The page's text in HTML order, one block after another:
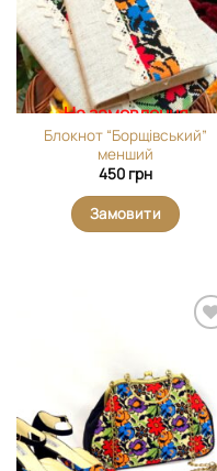
На замовлення
Блокнот “Борщівський”
менший
450 грн
Замовити
вибране